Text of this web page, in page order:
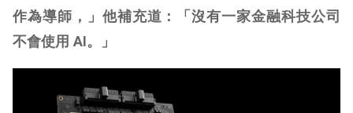
作為導師，」他補充道：「沒有一家金融科技公司
不會使用 AI。」